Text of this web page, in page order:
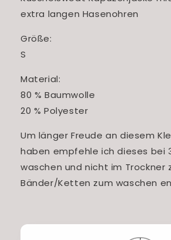
extra langen Hasenohren
Größe:
S
Material:
80 % Baumwolle
20 % Polyester
Um länger Freude an diesem
haben empfehle ich dieses bei
waschen und nicht im Trockner
Bänder/Ketten zum waschen